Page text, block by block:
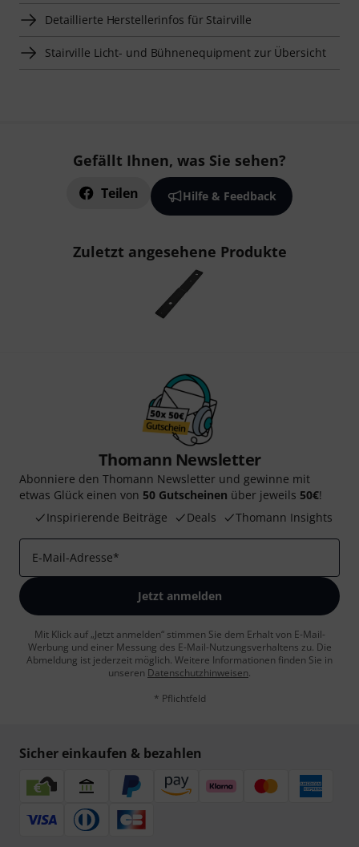
Detaillierte Herstellerinfos für Stairville
Stairville Licht- und Bühnenequipment zur Übersicht
Gefällt Ihnen, was Sie sehen?
Teilen Hilfe & Feedback
Zuletzt angesehene Produkte
Thomann Newsletter
Abonniere den Thomann Newsletter und gewinne mit
etwas Glück einen von 50 Gutscheinen über jeweils 50€!
Inspirierende Beiträge
Deals Thomann Insights
E-Mail-Adresse*
Jetzt anmelden
Mit Klick auf „Jetzt anmelden“ stimmen Sie dem Erhalt von E-Mail-
Werbung und einer Messung des E-Mail-Nutzungsverhaltens zu. Die
Abmeldung ist jederzeit möglich. Weitere Informationen finden Sie in
unseren Datenschutzhinweisen.
* Pflichtfeld
Sicher einkaufen & bezahlen